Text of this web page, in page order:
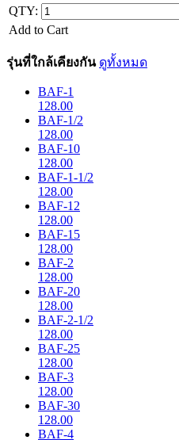
QTY:
Add to Cart
รุ่นที่ใกล้เคียงกัน ดูทั้งหมด
BAF-1
128.00
BAF-1/2
128.00
BAF-10
128.00
BAF-1-1/2
128.00
BAF-12
128.00
BAF-15
128.00
BAF-2
128.00
BAF-20
128.00
BAF-2-1/2
128.00
BAF-25
128.00
BAF-3
128.00
BAF-30
128.00
BAF-4